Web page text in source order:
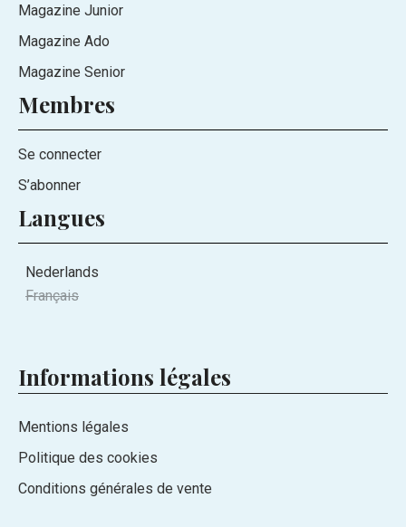
Magazine Junior
Magazine Ado
Magazine Senior
Membres
Se connecter
S’abonner
Langues
Nederlands
Français
Informations légales
Mentions légales
Politique des cookies
Conditions générales de vente